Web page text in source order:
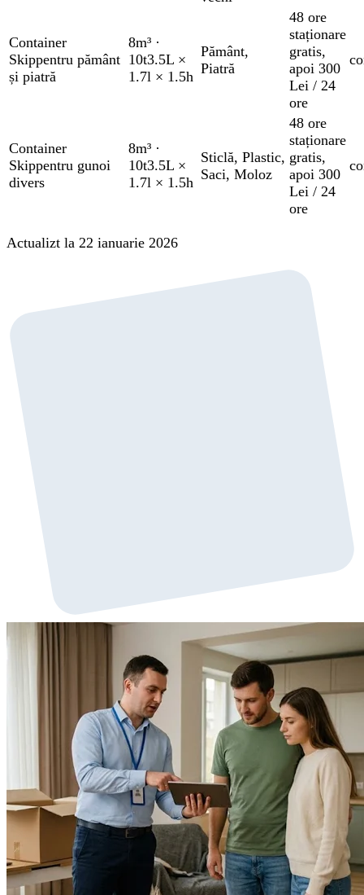
Container
Skippentru pământ
și piatră
8m³ ·
10t3.5L ×
1.7l × 1.5h
Pământ,
Piatră
48 ore
staționare
gratis,
apoi 300
Lei / 24
ore
Container
Skippentru gunoi
divers
8m³ ·
10t3.5L ×
1.7l × 1.5h
Sticlă, Plastic,
Saci, Moloz
48 ore
staționare
gratis,
apoi 300
Lei / 24
ore
Actualizt la 22 ianuarie 2026